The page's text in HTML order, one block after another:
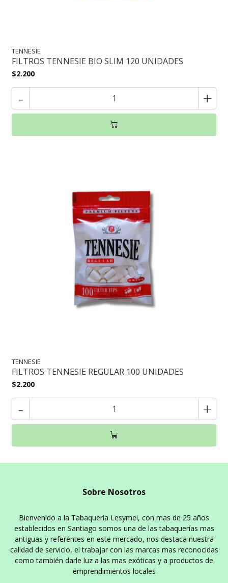
TENNESIE
FILTROS TENNESIE BIO SLIM 120 UNIDADES
$2.200
- +
TENNESIE
FILTROS TENNESIE REGULAR 100 UNIDADES
$2.200
- +
Sobre Nosotros
Bienvenido a la Tabaqueria Lesymel, con mas de 25 años
establecidos en Santiago somos una de las tabaquerías mas
antiguas y referentes en este mercado, nos destaca nuestra
calidad de servicio, el trabajar con las marcas mas reconocidas
como también darle luz a las mas exóticas y a productos de
emprendimientos locales